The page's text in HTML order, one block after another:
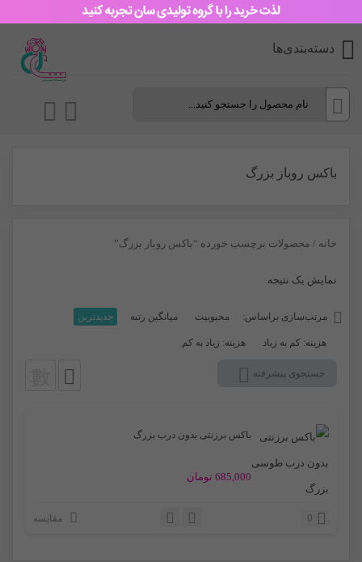
دسته‌بندی‌ها
باکس روباز بزرگ
خانه / محصولات برچسب خورده “باکس روباز بزرگ”
نمایش یک نتیجه
مرتب‌سازی براساس: محبوبیت میانگین رتبه جدیدترین
هزینه: کم به زیاد هزینه: زیاد به کم
جستجوی پیشرفته
باکس برزنتی بدون درب بزرگ
685,000 تومان
0 مقایسه